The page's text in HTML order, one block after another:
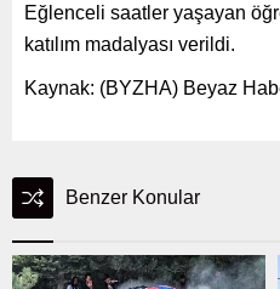
Eğlenceli saatler yaşayan
katılım madalyası verildi.
Kaynak: (BYZHA) Beyaz
Benzer Konular